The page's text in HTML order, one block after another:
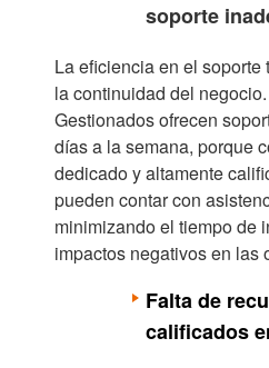
soporte
La eficiencia en el
la continuidad del
Gestionados ofrecen
días a la semana, porque
dedicado y altamente
pueden contar con
minimizando el tiempo de
impactos negativos en las
Falta de
calificados